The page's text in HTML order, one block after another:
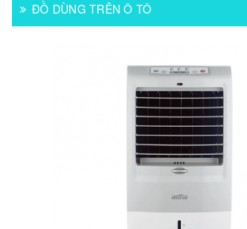
ĐỒ DÙNG TRÊN Ô TÔ